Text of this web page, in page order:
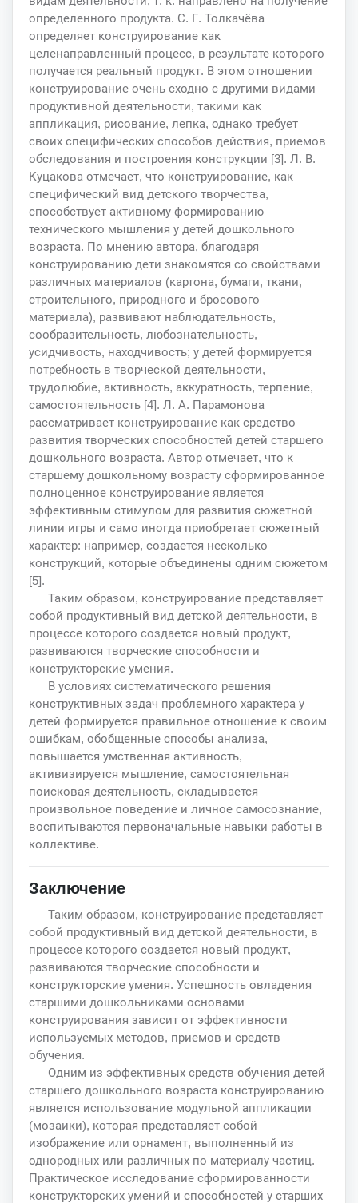
определенного продукта. С. Г. Толкачёва
определяет конструирование как
целенаправленный процесс, в результате которого
получается реальный продукт. В этом отношении
конструирование очень сходно с другими видами
продуктивной деятельности, такими как
аппликация, рисование, лепка, однако требует
своих специфических способов действия, приемов
обследования и построения конструкции [3]. Л. В.
Куцакова отмечает, что конструирование, как
специфический вид детского творчества,
способствует активному формированию
технического мышления у детей дошкольного
возраста. По мнению автора, благодаря
конструированию дети знакомятся со свойствами
различных материалов (картона, бумаги, ткани,
строительного, природного и бросового
материала), развивают наблюдательность,
сообразительность, любознательность,
усидчивость, находчивость; у детей формируется
потребность в творческой деятельности,
трудолюбие, активность, аккуратность, терпение,
самостоятельность [4]. Л. А. Парамонова
рассматривает конструирование как средство
развития творческих способностей детей старшего
дошкольного возраста. Автор отмечает, что к
старшему дошкольному возрасту сформированное
полноценное конструирование является
эффективным стимулом для развития сюжетной
линии игры и само иногда приобретает сюжетный
характер: например, создается несколько
конструкций, которые объединены одним сюжетом
[5].
Таким образом, конструирование представляет
собой продуктивный вид детской деятельности, в
процессе которого создается новый продукт,
развиваются творческие способности и
конструкторские умения.
В условиях систематического решения
конструктивных задач проблемного характера у
детей формируется правильное отношение к своим
ошибкам, обобщенные способы анализа,
повышается умственная активность,
активизируется мышление, самостоятельная
поисковая деятельность, складывается
произвольное поведение и личное самосознание,
воспитываются первоначальные навыки работы в
коллективе.
Заключение
Таким образом, конструирование представляет
собой продуктивный вид детской деятельности, в
процессе которого создается новый продукт,
развиваются творческие способности и
конструкторские умения. Успешность овладения
старшими дошкольниками основами
конструирования зависит от эффективности
используемых методов, приемов и средств
обучения.
Одним из эффективных средств обучения детей
старшего дошкольного возраста конструированию
является использование модульной аппликации
(мозаики), которая представляет собой
изображение или орнамент, выполненный из
однородных или различных по материалу частиц.
Практическое исследование сформированности
конструкторских умений и способностей у старших